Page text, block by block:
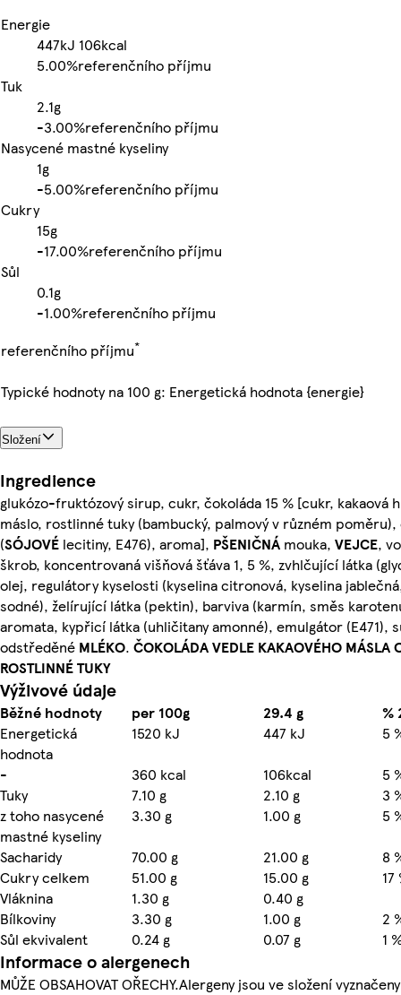
Energie
447kJ 106kcal
5.00%referenčního příjmu
Tuk
2.1g
-3.00%referenčního příjmu
Nasycené mastné kyseliny
1g
-5.00%referenčního příjmu
Cukry
15g
-17.00%referenčního příjmu
Sůl
0.1g
-1.00%referenčního příjmu
referenčního příjmu*
Typické hodnoty na 100 g: Energetická hodnota {energie}
Složení
Ingredience
glukózo-fruktózový sirup, cukr, čokoláda 15 % [cukr, kakaová
máslo, rostlinné tuky (bambucký, palmový v různém
(SÓJOVÉ lecitiny, E476), aroma], PŠENIČNÁ mouka, VEJCE,
škrob, koncentrovaná višňová šťáva 1, 5 %, zvhlčující látka
olej, regulátory kyselosti (kyselina citronová, kyselina
sodné), želírující látka (pektin), barviva (karmín, směs
aromata, kypřicí látka (uhličitany amonné), emulgátor (E471),
odstředěné MLÉKO. ČOKOLÁDA VEDLE KAKAOVÉHO MÁSLA
ROSTLINNÉ TUKY
Výživové údaje
Běžné hodnoty per 100g 29.4 g
%
Energetická
hodnota
1520 kJ 447 kJ
5
-
360 kcal 106kcal
5
Tuky
7.10 g 2.10 g
3
z toho nasycené
mastné kyseliny
3.30 g 1.00 g
5
Sacharidy
70.00 g 21.00 g
8
Cukry celkem
51.00 g 15.00 g
17
Vláknina
1.30 g
0.40 g
Bílkoviny
3.30 g 1.00 g
2
Sůl ekvivalent
0.24 g 0.07 g 1
Informace o alergenech
MŮŽE OBSAHOVAT OŘECHY.Alergeny jsou ve složení